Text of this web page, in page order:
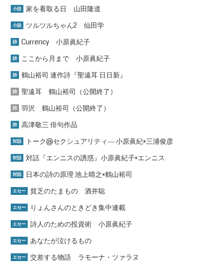
小説 家を看取る日 山田隆道
小説 ツルツルちゃん2 仙田学
詩 Currency 小原眞紀子
詩 ここから月まで 小原眞紀子
詩 鶴山裕司 連作詩『聖遠耳 日日新』
詩 聖遠耳 鶴山裕司（公開終了）
詩 羽沢 鶴山裕司（公開終了）
詩 高津敬三 俳句作品
対話 トーク@セクシュアリティ― 小原眞紀×三浦俊彦
対話 対話『エンニスの誘惑』小原眞紀子×エンニス
対話 日本の詩の原理 池上晴之×鶴山裕司
エセー 貧乏のたまもの 酒井聡
エセー りょんさんのときどき集中連載
エセー 詩人のための投資術 小原眞紀子
エセー あなたが泣けるもの
エセー 交差する物語 ラモーナ・ツァラヌ